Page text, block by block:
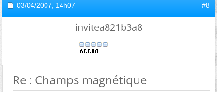
03/04/2007, 14h07 #8
invitea821b3a8
Re : Champs magnétique